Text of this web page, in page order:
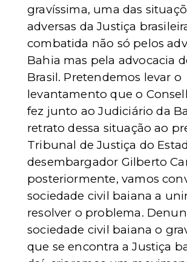
gravíssima, uma das
adversas da Justiça
combatida não só pelos
Bahia mas pela advocacia
Brasil. Pretendemos levar o
levantamento que o
fez junto ao Judiciário da
retrato dessa situação ao
Tribunal de Justiça do
desembargador Gilberto
posteriormente, vamos
sociedade civil baiana a
resolver o problema.
sociedade civil baiana o
que se encontra a Justiça